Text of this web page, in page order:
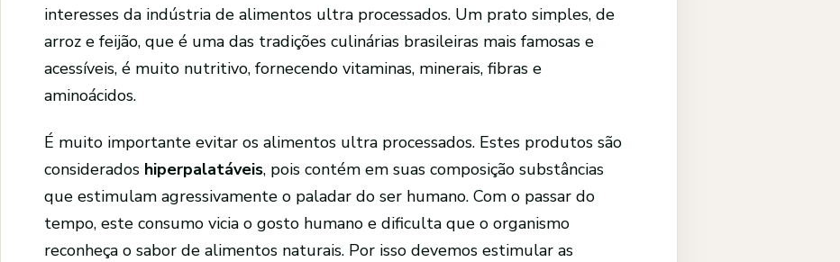
interesses da indústria de alimentos ultra processados. Um prato simples, de
arroz e feijão, que é uma das tradições culinárias brasileiras mais famosas e
acessíveis, é muito nutritivo, fornecendo vitaminas, minerais, fibras e
aminoácidos.
É muito importante evitar os alimentos ultra processados. Estes produtos são
considerados hiperpalatáveis, pois contém em suas composição substâncias
que estimulam agressivamente o paladar do ser humano. Com o passar do
tempo, este consumo vicia o gosto humano e dificulta que o organismo
reconheça o sabor de alimentos naturais. Por isso devemos estimular as